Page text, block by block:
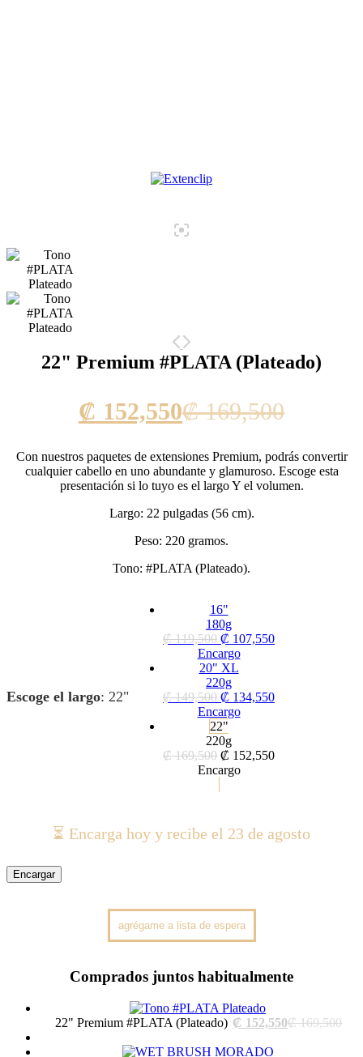
22" Premium #PLATA (Plateado)
₡ 152,550Current
is:
₡ 152,550.
₡169,500Original
was:
₡
Con nuestros paquetes de extensiones Premium, podrás convertir
cualquier cabello en uno abundante y glamuroso. Escoge esta
presentación si lo tuyo es el largo Y el volumen.
Largo: 22 pulgadas (56 cm).
Peso: 220 gramos.
Tono: #PLATA (Plateado).
Escoge el largo: 22"
16"
180g
₡119,500 ₡ 107,550
Encargo
20" XL
220g
₡149,500 ₡ 134,550
Encargo
22"
220g
₡169,500 ₡ 152,550
Encargo
⏳ Encarga hoy y recibe el 23 de agosto
Encargar
Comprados juntos habitualmente
22" Premium #PLATA (Plateado) ₡ 152,550Current
₡169,500